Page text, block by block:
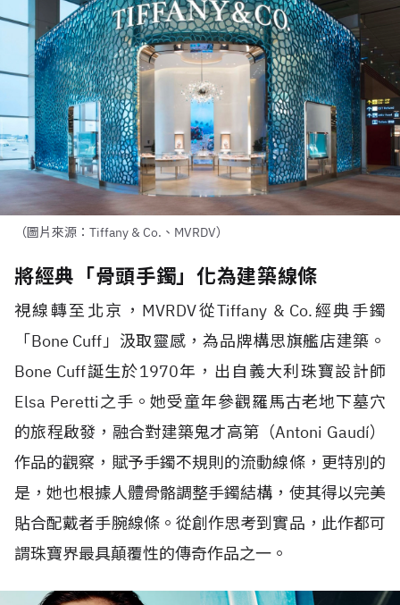
（圖片來源：Tiffany & Co.、MVRDV）
將經典「骨頭手鐲」化為建築線條
視線轉至北京， MVRDV從Tiffany & Co.經典手鐲
「Bone Cuff」汲取靈感，為品牌構思旗艦店建築。
Bone Cuff誕生於1970年，出自義大利珠寶設計師
Elsa Peretti之手。她受童年參觀羅馬古老地下墓穴
的旅程啟發，融合對建築鬼才高第（Antoni Gaudí）
作品的觀察，賦予手鐲不規則的流動線條，更特別的
是，她也根據人體骨骼調整手鐲結構，使其得以完美
貼合配戴者手腕線條。從創作思考到實品，此作都可
謂珠寶界最具顛覆性的傳奇作品之一。